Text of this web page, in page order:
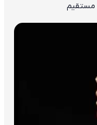
مستقیم